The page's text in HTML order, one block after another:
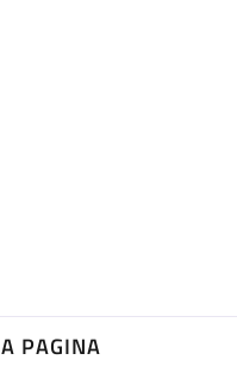
PAGINA